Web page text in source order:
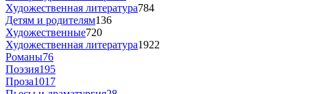
Художественная литература784
Детям и родителям136
Художественные720
Художественная литература1922
Романы76
Поэзия195
Проза1017